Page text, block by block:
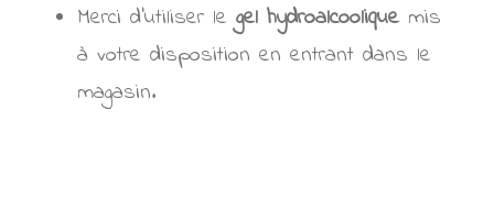
Merci d’utiliser le gel hydroalcoolique mis
à votre disposition en entrant dans le
magasin.